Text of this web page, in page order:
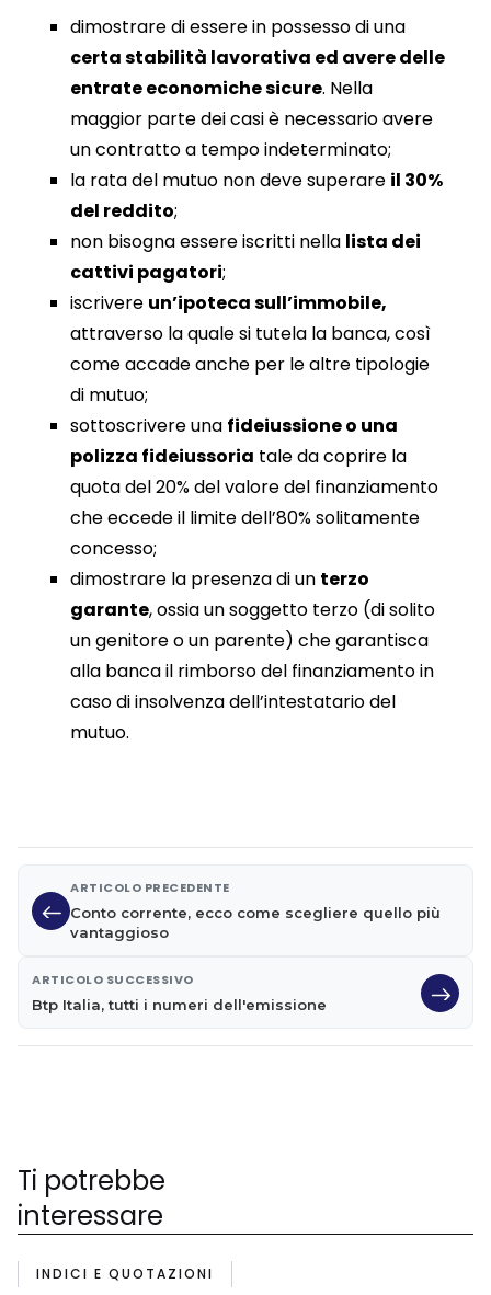
dimostrare di essere in possesso di una
certa stabilità lavorativa ed avere delle
entrate economiche sicure. Nella
maggior parte dei casi è necessario avere
un contratto a tempo indeterminato;
la rata del mutuo non deve superare il 30%
del reddito;
non bisogna essere iscritti nella lista dei
cattivi pagatori;
iscrivere un’ipoteca sull’immobile,
attraverso la quale si tutela la banca, così
come accade anche per le altre tipologie
di mutuo;
sottoscrivere una fideiussione o una
polizza fideiussoria tale da coprire la
quota del 20% del valore del finanziamento
che eccede il limite dell’80% solitamente
concesso;
dimostrare la presenza di un terzo
garante, ossia un soggetto terzo (di solito
un genitore o un parente) che garantisca
alla banca il rimborso del finanziamento in
caso di insolvenza dell’intestatario del
mutuo.
ARTICOLO PRECEDENTE
Conto corrente, ecco come scegliere quello più
vantaggioso
ARTICOLO SUCCESSIVO
Btp Italia, tutti i numeri dell'emissione
Ti potrebbe
interessare
INDICI E QUOTAZIONI